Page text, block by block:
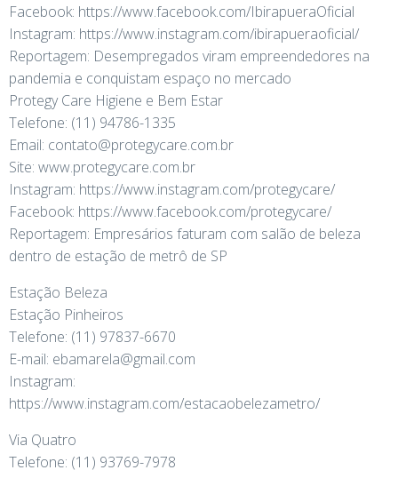
Facebook: https://www.facebook.com/IbirapueraOficial
Instagram: https://www.instagram.com/ibirapueraoficial/
Reportagem: Desempregados viram empreendedores na
pandemia e conquistam espaço no mercado
Protegy Care Higiene e Bem Estar
Telefone: (11) 94786-1335
Email: contato@protegycare.com.br
Site: www.protegycare.com.br
Instagram: https://www.instagram.com/protegycare/
Facebook: https://www.facebook.com/protegycare/
Reportagem: Empresários faturam com salão de beleza
dentro de estação de metrô de SP
Estação Beleza
Estação Pinheiros
Telefone: (11) 97837-6670
E-mail: ebamarela@gmail.com
Instagram:
https://www.instagram.com/estacaobelezametro/
Via Quatro
Telefone: (11) 93769-7978